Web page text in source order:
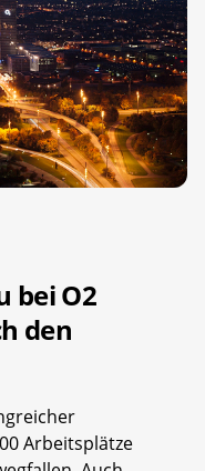
bei O2
den
Arbeitsplätze